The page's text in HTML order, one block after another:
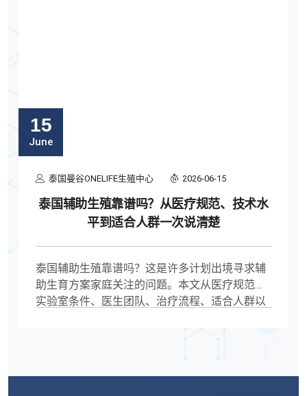
15
June
泰国曼谷ONELIFE生殖中心 2026-06-15
泰国辅助生殖靠谱吗？从医疗规范、技术水
平到适合人群一次说清楚
泰国辅助生殖靠谱吗？这是许多计划出境寻求辅
助生育方案家庭关注的问题。本文从医疗规范、
实验室条件、医生团队、治疗流程、适合人群以
解泰国辅助生殖现状，做出更理性的生育规划决